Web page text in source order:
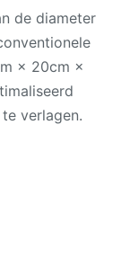
de diameter
× 20cm ×
verlagen.